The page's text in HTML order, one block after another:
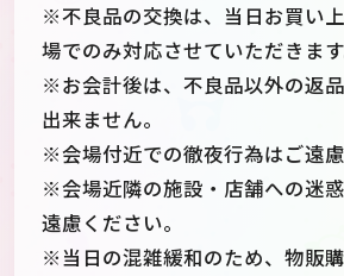
※不良品の交換は、当日お買い
場でのみ対応させていただきます
※お会計後は、不良品以外の返
出来ません。
※会場付近での徹夜行為はご遠慮
※会場近隣の施設・店舗への迷
遠慮ください。
※当日の混雑緩和のため、物販